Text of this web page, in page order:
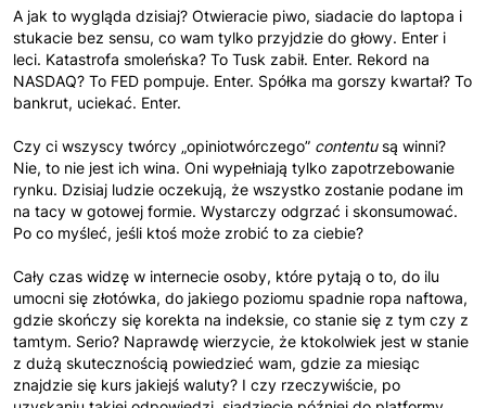
A jak to wygląda dzisiaj? Otwieracie piwo, siadacie do laptopa i
stukacie bez sensu, co wam tylko przyjdzie do głowy. Enter i
leci. Katastrofa smoleńska? To Tusk zabił. Enter. Rekord na
NASDAQ? To FED pompuje. Enter. Spółka ma gorszy kwartał? To
bankrut, uciekać. Enter.
Czy ci wszyscy twórcy „opiniotwórczego” contentusą winni?
Nie, to nie jest ich wina. Oni wypełniają tylko zapotrzebowanie
rynku. Dzisiaj ludzie oczekują, że wszystko zostanie podane im
na tacy w gotowej formie. Wystarczy odgrzać i skonsumować.
Po co myśleć, jeśli ktoś może zrobić to za ciebie?
Cały czas widzę w internecie osoby, które pytają o to, do ilu
umocni się złotówka, do jakiego poziomu spadnie ropa naftowa,
gdzie skończy się korekta na indeksie, co stanie się z tym czy z
tamtym. Serio? Naprawdę wierzycie, że ktokolwiek jest w stanie
z dużą skutecznością powiedzieć wam, gdzie za miesiąc
znajdzie się kurs jakiejś waluty? I czy rzeczywiście, po